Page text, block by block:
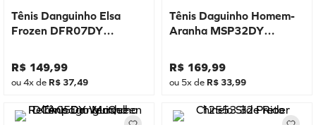
Tênis Danguinho Elsa
Frozen DFR07DY
R$ 149,99
ou4x de R$ 37,49
Tênis Daguinho Homem-
Aranha MSP32DY
R$ 169,99
ou 5x de R$ 33,99